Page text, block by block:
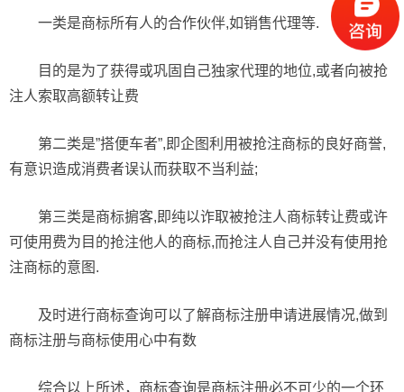
一类是商标所有人的合作伙伴,如销售代理等.
目的是为了获得或巩固自己独家代理的地位,或者向被抢
注人索取高额转让费
第二类是”搭便车者”,即企图利用被抢注商标的良好商誉,
有意识造成消费者误认而获取不当利益;
第三类是商标掮客,即纯以诈取被抢注人商标转让费或许
可使用费为目的抢注他人的商标,而抢注人自己并没有使用抢
注商标的意图.
及时进行商标查询可以了解商标注册申请进展情况,做到
商标注册与商标使用心中有数
综合以上所述，商标查询是商标注册必不可少的一个环